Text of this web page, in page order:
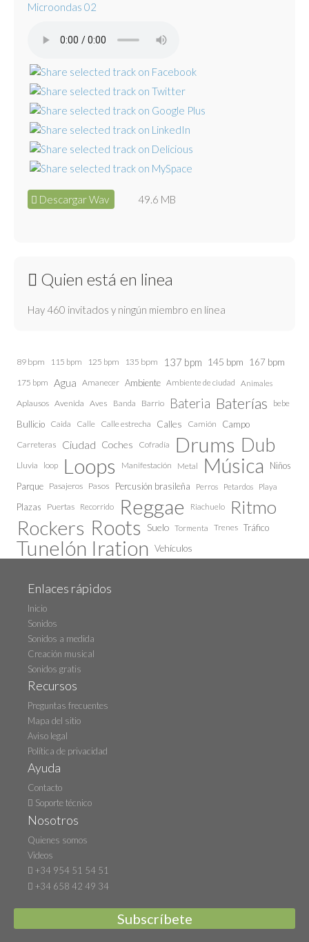
Microondas 02
Descargar Wav 49.6 MB
Quien está en linea
Hay 460 invitados y ningún miembro en línea
89 bpm 115 bpm 125 bpm 135 bpm 137 bpm 145 bpm 167 bpm
175 bpm Agua Amanecer Ambiente Ambiente de ciudad Animales
Aplausos Avenida Aves Banda Barrio Bateria Baterías bebe
Bullicio Caida Calle Calle estrecha Calles Camión Campo
Carreteras Ciudad Coches Cofradía Drums Dub
Lluvia loop Loops Manifestación Metal Música
Niños
Parque Pasajeros Pasos Percusión brasileña Perros Petardos Playa
Plazas Puertas Recorrido Reggae Riachuelo Ritmo
Rockers Roots Suelo Tormenta Trenes Tráfico
Tunelón Iration Vehículos
Enlaces rápidos
Inicio
Sonidos
Sonidos a medida
Creación musical
Sonidos gratis
Recursos
Preguntas frecuentes
Mapa del sitio
Aviso legal
Política de privacidad
Ayuda
Contacto
Soporte técnico
Nosotros
Quienes somos
Videos
+34 954 51 54 51
+34 658 42 49 34
Subscríbete